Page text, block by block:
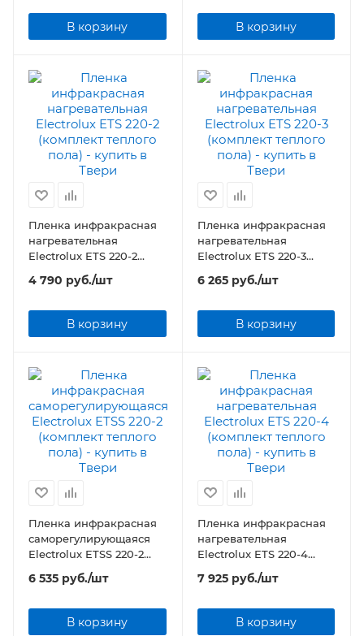
В корзину В корзину
Пленка инфракрасная
нагревательная
Electrolux ETS 220-2
(комплект теплого пола)
4 790 руб./шт
В корзину
Пленка инфракрасная
нагревательная
Electrolux ETS 220-3
(комплект теплого пола)
6 265руб./шт
В корзину
Пленка инфракрасная
саморегулирующаяся
Electrolux ETSS 220-2
(комплект теплого пола)
6 535 руб./шт
В корзину
Пленка инфракрасная
нагревательная
Electrolux ETS 220-4
(комплект теплого пола)
7 925руб./шт
В корзину